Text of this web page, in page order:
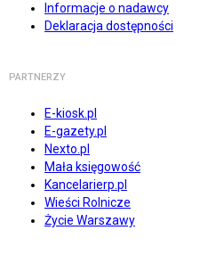
Informacje o nadawcy
Deklaracja dostępności
PARTNERZY
E-kiosk.pl
E-gazety.pl
Nexto.pl
Mała księgowość
Kancelarierp.pl
Wieści Rolnicze
Życie Warszawy